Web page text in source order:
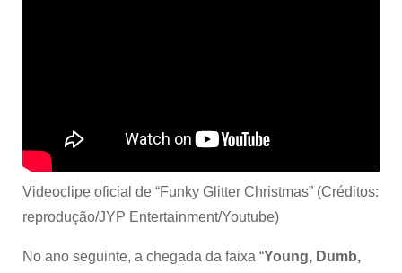
Videoclipe oficial de “Funky Glitter Christmas” (Créditos:
reprodução/JYP Entertainment/Youtube)
No ano seguinte, a chegada da faixa “Young, Dumb,